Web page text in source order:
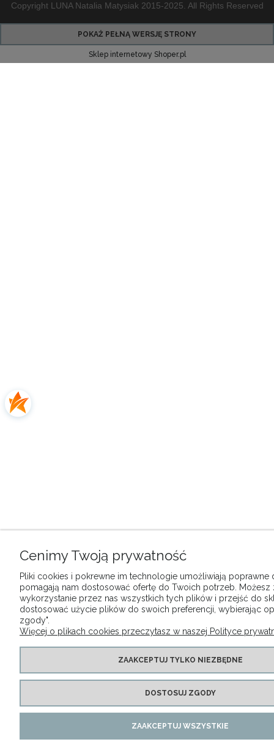
Copyright LUNA Natalia Matysiak 2015-2025. All Rights Reserved
POKAŻ PEŁNĄ WERSJĘ STRONY
Sklep internetowy Shoper.pl
Cenimy Twoją prywatność
Pliki cookies i pokrewne im technologie umożliwiają poprawne
pomagają nam dostosować ofertę do Twoich potrzeb. Możesz
wykorzystanie przez nas wszystkich tych plików i przejść do
dostosować użycie plików do swoich preferencji, wybierając
zgody".
Więcej o plikach cookies przeczytasz w naszej Polityce
ZAAKCEPTUJ TYLKO NIEZBĘDNE
DOSTOSUJ ZGODY
ZAAKCEPTUJ WSZYSTKIE